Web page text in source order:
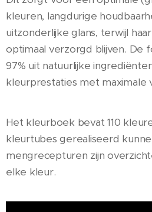
kleuren, langdurige
uitzonderlijke glans, terwijl
optimaal verzorgd blijven. De
97% uit natuurlijke
kleurprestaties met maximale
Het kleurboek bevat 110
kleurtubes gerealiseerd
mengrecepturen zijn
elke kleur.